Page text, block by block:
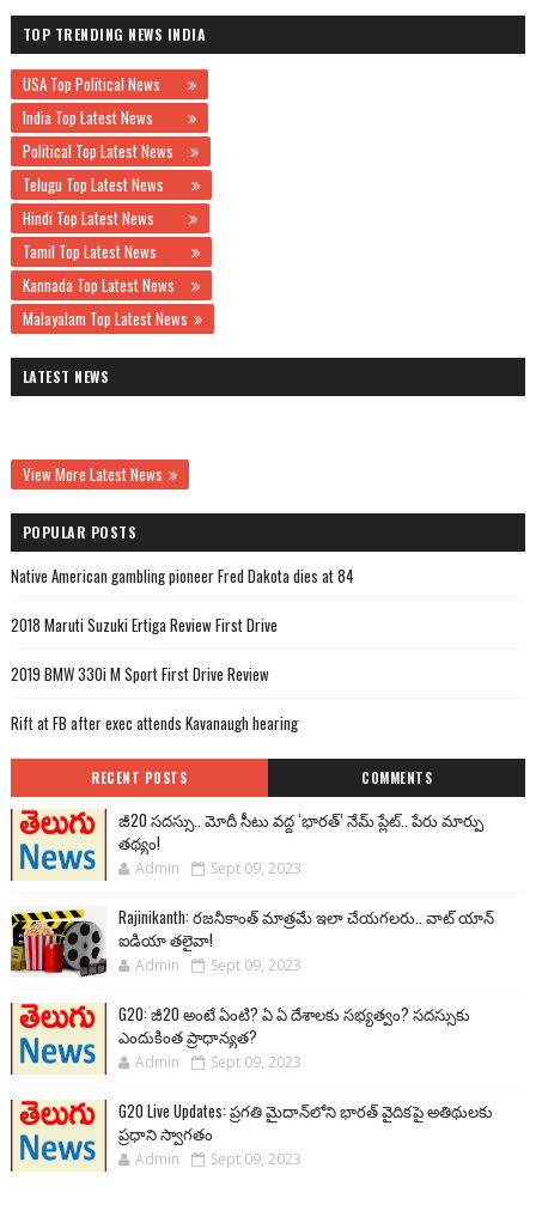
TOP TRENDING NEWS INDIA
USA Top Political News
India Top Latest News
Political Top Latest News
Telugu Top Latest News
Hindi Top Latest News
Tamil Top Latest News
Kannada Top Latest News
Malayalam Top Latest News
LATEST NEWS
View More Latest News
POPULAR POSTS
Native American gambling pioneer Fred Dakota dies at 84
2018 Maruti Suzuki Ertiga Review First Drive
2019 BMW 330i M Sport First Drive Review
Rift at FB after exec attends Kavanaugh hearing
RECENT POSTS COMMENTS
జీ20 సదస్సు.. మోదీ సీటు వద్ద ‘భారత్’ నేమ్ ప్లేట్‌.. పేరు మార్పు
తథ్యం!
Admin Sept 09, 2023
Rajinikanth: రజనీకాంత్ మాత్రమే ఇలా చేయగలరు.. వాట్ యాన్
ఐడియా తలైవా!
Admin Sept 09, 2023
G20: జీ20 అంటే ఏంటి? ఏ ఏ దేశాలకు సభ్యత్వం? సదస్సుకు
ఎందుకింత ప్రాధాన్యత?
Admin Sept 09, 2023
G20 Live Updates: ప్రగతి మైదాన్‌లోని భారత్ వైదికపై అతిథులకు
ప్రధాని స్వాగతం
Admin Sept 09, 2023